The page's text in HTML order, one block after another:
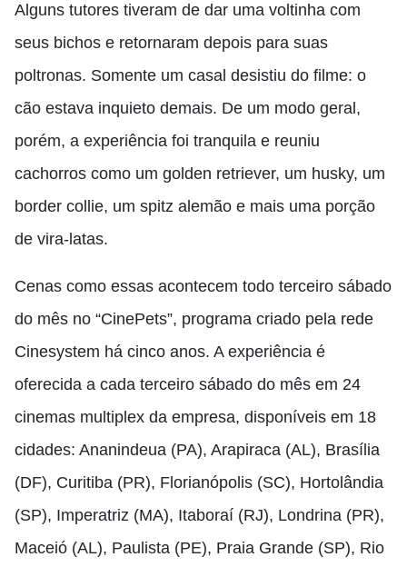
Alguns tutores tiveram de dar uma voltinha com
seus bichos e retornaram depois para suas
poltronas. Somente um casal desistiu do filme: o
cão estava inquieto demais. De um modo geral,
porém, a experiência foi tranquila e reuniu
cachorros como um golden retriever, um husky, um
border collie, um spitz alemão e mais uma porção
de vira-latas.
Cenas como essas acontecem todo terceiro sábado
do mês no “CinePets”, programa criado pela rede
Cinesystem há cinco anos. A experiência é
oferecida a cada terceiro sábado do mês em 24
cinemas multiplex da empresa, disponíveis em 18
cidades: Ananindeua (PA), Arapiraca (AL), Brasília
(DF), Curitiba (PR), Florianópolis (SC), Hortolândia
(SP), Imperatriz (MA), Itaboraí (RJ), Londrina (PR),
Maceió (AL), Paulista (PE), Praia Grande (SP), Rio